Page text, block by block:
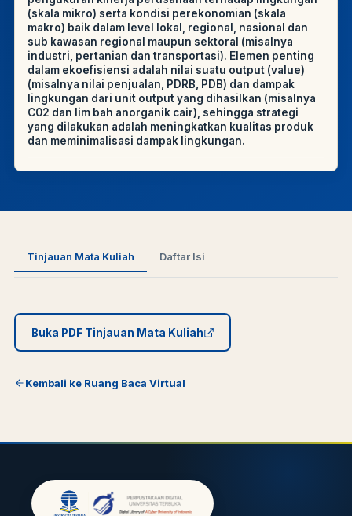
(skala mikro) serta kondisi perekonomian (skala
makro) baik dalam level lokal, regional, nasional dan
sub kawasan regional maupun sektoral (misalnya
industri, pertanian dan transportasi). Elemen penting
dalam ekoefisiensi adalah nilai suatu output (value)
(misalnya nilai penjualan, PDRB, PDB) dan dampak
lingkungan dari unit output yang dihasilkan (misalnya
C02 dan lim bah anorganik cair), sehingga strategi
yang dilakukan adalah meningkatkan kualitas produk
dan meminimalisasi dampak lingkungan.
Tinjauan Mata Kuliah Daftar Isi
Buka PDF Tinjauan Mata Kuliah
Kembali ke Ruang Baca Virtual